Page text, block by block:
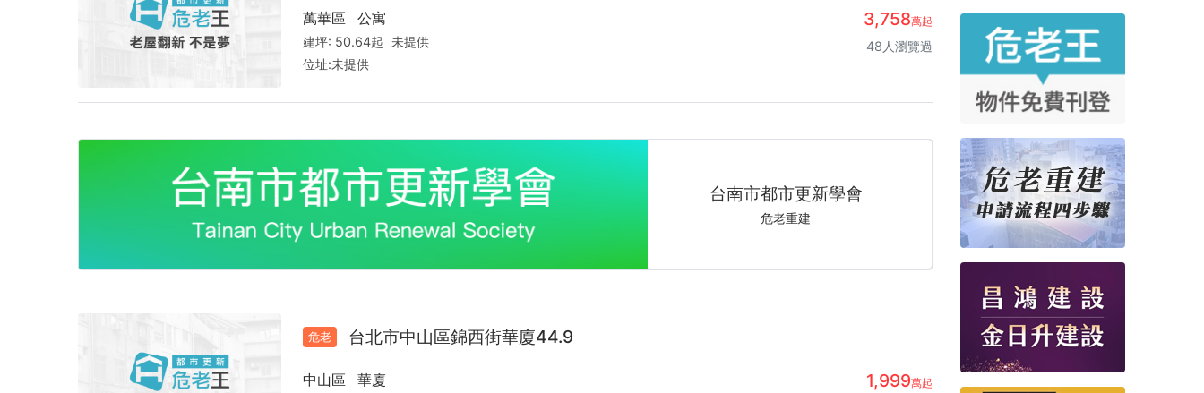
3,758萬起
48人瀏覽過
萬華區 公寓
建坪: 50.64起 未提供
位址:未提供
idshow
好宅秀居家設計平台
都市更新危老王
未來裝修圖說
未來裝修圖說
台南市都市更新學會
危老重建
心旅空間設計
老屋翻新、室內設計免費諮詢
老屋翻新不是夢
讓家重新發光發熱！
idshow
好宅秀居家設計平台
都市更新危老王
危老 台北市中山區錦西街華廈44.9
1,999萬起
中山區 華廈